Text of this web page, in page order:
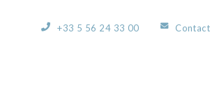
+33 5 56 24 33 00 Contact